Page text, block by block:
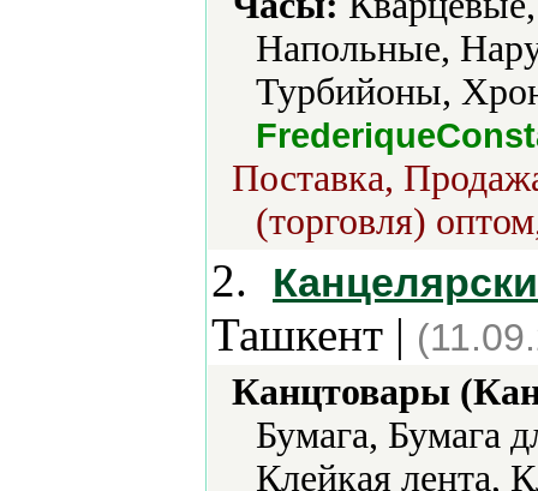
Напольные,
Турбийоны,
Поставка,
(торговля)
2.
Ташкент |
Канцтовары
Бумага, Бумага
Клейкая лента,